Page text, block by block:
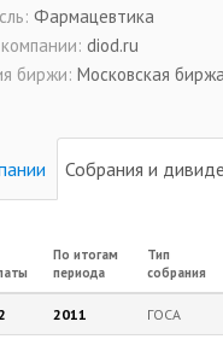
Фармацевтика
diod.ru
биржи: Московская
Собрания и
По итогам
периода
Тип
собрания
2011 ГОСА